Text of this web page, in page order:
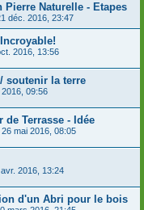
Pierre Naturelle - Etapes
déc. 2016, 23:47
2016, 13:56
soutenir la terre
09:56
Terrasse - Idée
26 mai 2016, 08:05
2016, 13:24
d'un Abri pour le bois